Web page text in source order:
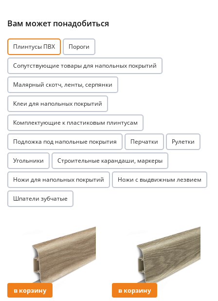
Вам может понадобиться
Плинтусы ПВХ Пороги
Сопутствующие товары для напольных покрытий
Малярный скотч, ленты, серпянки
Клеи для напольных покрытий
Комплектующие к пластиковым плинтусам
Подложка под напольные покрытия Перчатки Рулетки
Угольники Строительные карандаши, маркеры
Ножи для напольных покрытий Ножи с выдвижным лезвием
Шпатели зубчатые
в корзину в корзину
раз в 2 недели